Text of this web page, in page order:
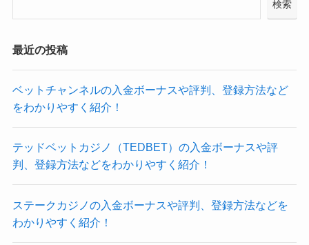
検索
最近の投稿
ベットチャンネルの入金ボーナスや評判、登録方法など
をわかりやすく紹介！
テッドベットカジノ（TEDBET）の入金ボーナスや評
判、登録方法などをわかりやすく紹介！
ステークカジノの入金ボーナスや評判、登録方法などを
わかりやすく紹介！